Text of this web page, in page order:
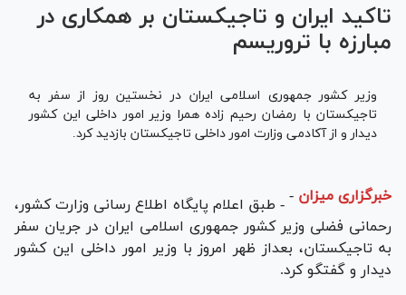
تاکید ایران و تاجیکستان بر همکاری در
مبارزه با تروریسم
وزیر کشور جمهوری اسلامی ایران در نخستین روز از سفر به
تاجیکستان با رمضان رحیم زاده همرا وزیر امور داخلی این کشور
دیدار و از آکادمی وزارت امور داخلی تاجیکستان بازدید کرد.
خبرگزاری میزان - - طبق اعلام پایگاه اطلاع رسانی وزارت کشور،
رحمانی فضلی وزیر کشور جمهوری اسلامی ایران در جریان سفر
به تاجیکستان، بعداز ظهر امروز با وزیر امور داخلی این کشور
دیدار و گفتگو کرد.